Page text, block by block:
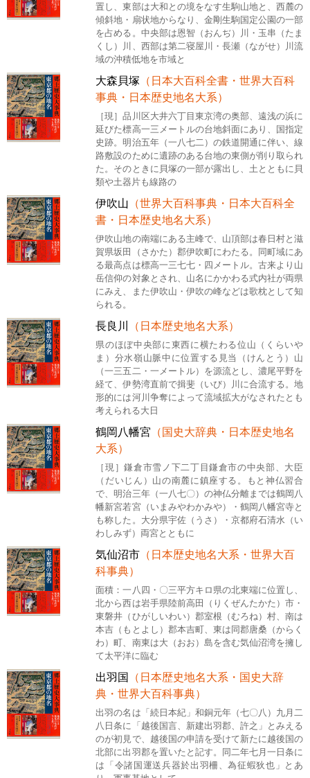
置し、東部は大和との境をなす生駒山地と、西麓の
傾斜地・扇状地からなり、金剛生駒国定公園の一部
を占める。中央部は恩智（おんぢ）川・玉串（たま
くし）川、西部は第二寝屋川・長瀬（ながせ）川流
域の沖積低地を市域と
大森貝塚 （日本大百科全書・世界大百科
事典・日本歴史地名大系）
［現］品川区大井六丁目東京湾の奥部、遠浅の浜に
延びた標高一三メートルの台地斜面にあり、国指定
史跡。明治五年（一八七二）の鉄道開通に伴い、線
路敷設のために遺跡のある台地の東側が削り取られ
た。そのときに貝塚の一部が露出し、土とともに貝
類や土器片も線路の
伊吹山 （世界大百科事典・日本大百科全
書・日本歴史地名大系）
伊吹山地の南端にある主峰で、山頂部は春日村と滋
賀県坂田（さかた）郡伊吹町にわたる。同町域にあ
る最高点は標高一三七七・四メートル。古来より山
岳信仰の対象とされ、山名にかかわる式内社が両県
にみえ、また伊吹山・伊吹の峰などは歌枕として知
られる。
長良川 （日本歴史地名大系）
県のほぼ中央部に東西に横たわる位山（くらいや
ま）分水嶺山脈中に位置する見当（けんとう）山
（一三五二・一メートル）を源流とし、濃尾平野を
経て、伊勢湾直前で揖斐（いび）川に合流する。地
形的には河川争奪によって流域拡大がなされたとも
考えられる大日
鶴岡八幡宮 （国史大辞典・日本歴史地名
大系）
［現］鎌倉市雪ノ下二丁目鎌倉市の中央部、大臣
（だいじん）山の南麓に鎮座する。もと神仏習合
で、明治三年（一八七〇）の神仏分離までは鶴岡八
幡新宮若宮（いまみやわかみや）・鶴岡八幡宮寺と
も称した。大分県宇佐（うさ）・京都府石清水（い
わしみず）両宮とともに
気仙沼市 （日本歴史地名大系・世界大百
科事典）
面積：一八四・〇三平方キロ県の北東端に位置し、
北から西は岩手県陸前高田（りくぜんたかた）市・
東磐井（ひがしいわい）郡室根（むろね）村、南は
本吉（もとよし）郡本吉町、東は同郡唐桑（からく
わ）町、南東は大（おお）島を含む気仙沼湾を擁し
て太平洋に臨む
出羽国
（日本歴史地名大系・国史大辞
典・世界大百科事典）
出羽の名は「続日本紀」和銅元年（七〇八）九月二
八日条に「越後国言、新建出羽郡、許之」とみえる
のが初見で、越後国の申請を受けて新たに越後国の
北部に出羽郡を置いたと記す。同二年七月一日条に
は「令諸国運送兵器於出羽柵、為征蝦狄也」とあ